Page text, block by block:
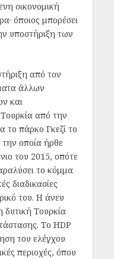
οικονομική
όποιος μπορέσει
υποστήριξη των
από τον
άλλων
και
από την
το πάρκο Γκεζί το
οποία ήρθε
του 2015, οπότε
το κόμμα
διαδικασίες
του. Η άνευ
δυτική Τουρκία
Το HDP
του ελέγχου
περιοχές, όπου